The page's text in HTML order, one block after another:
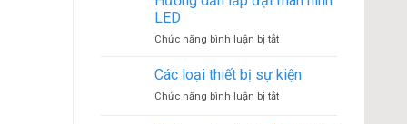
không
phổ
LED
Chức năng bình luận bị tắtở
dẫn
lắp
đặt
Các loại thiết bị sự kiện
Chức năng bình luận bị tắtở